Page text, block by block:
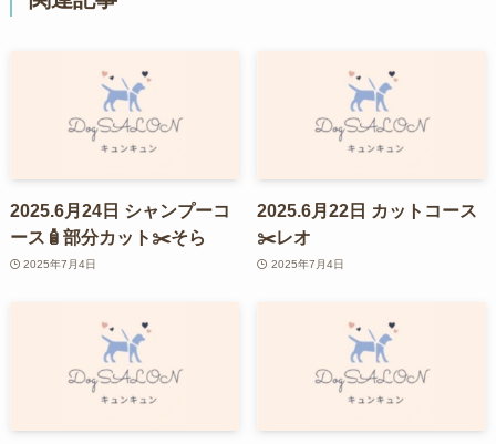
2025.6月24日 シャンプーコ
ース🧴部分カット✂️そら
2025年7月4日
2025.6月22日 カットコース
✂️レオ
2025年7月4日